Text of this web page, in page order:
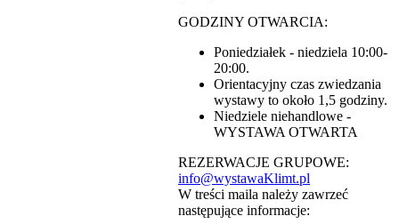
GODZINY OTWARCIA:
Poniedziałek - niedziela 10:00-
20:00.
Orientacyjny czas zwiedzania
wystawy to około 1,5 godziny.
Niedziele niehandlowe -
WYSTAWA OTWARTA
REZERWACJE GRUPOWE:
info@wystawaKlimt.pl
W treści maila należy zawrzeć
następujące informacje: